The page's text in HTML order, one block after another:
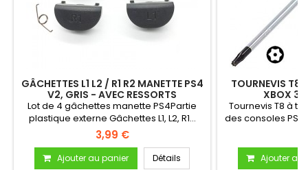
GÂCHETTES L1 L2 / R1 R2 MANETTE PS4
V2, GRIS - AVEC RESSORTS
Lot de 4 gâchettes manette PS4Partie
plastique externe Gâchettes L1, L2, R1...
3,99 €
Ajouter au panier Détails
TOURNEVIS T8
XBOX
Tournevis T8 à
des consoles
Ajouter au